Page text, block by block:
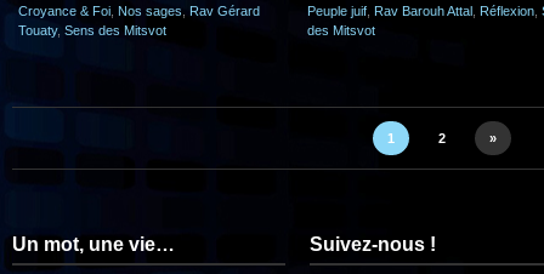
Croyance & Foi Nos sages
Rav Gérard
Touaty, Sens des Mitsvot
Peuple juif Rav Barouh Attal Réflexion
des Mitsvot
1 2 »
Un mot, une vie… Suivez-nous !